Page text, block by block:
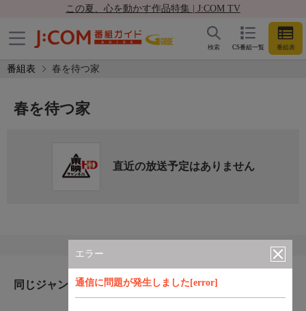
この夏、心を動かす作品特集 | J:COM TV
CS番組一覧 番組表
検索
番組表 春を待つ家
エラー
通信に問題が発生しました[error]
春を待つ家
直近の放送予定はありません
同じジャンルのおすすめ番組